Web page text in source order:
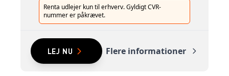
Renta udlejer kun til erhverv. Gyldigt CVR-
nummer er påkrævet.
LEJ NU Flere informationer